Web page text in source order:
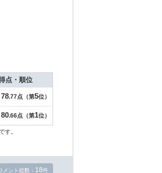
点・順位
78.77点（第5位）
80.66点（第1位）
す。
メント総数： 18件